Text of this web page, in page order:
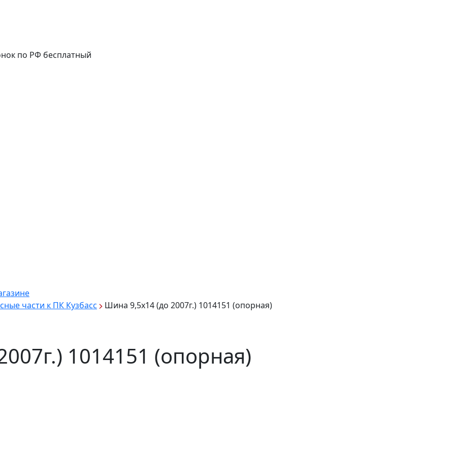
по РФ бесплатный
части к ПК Кузбасс
Шина 9,5х14 (до 2007г.) 1014151 (опорная)
1014151 (опорная)